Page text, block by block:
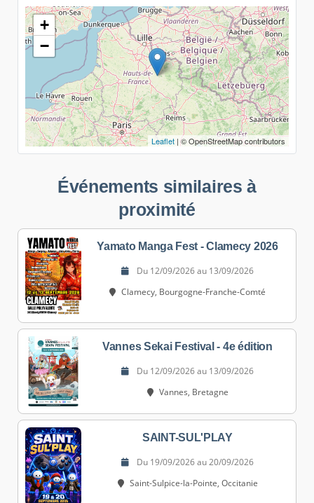
+
−
Leaflet | © OpenStreetMap contributors
Événements similaires à
proximité
Yamato Manga Fest - Clamecy 2026
Du 12/09/2026 au 13/09/2026
Clamecy, Bourgogne-Franche-Comté
Vannes Sekai Festival - 4e édition
Du 12/09/2026 au 13/09/2026
Vannes, Bretagne
SAINT-SUL'PLAY
Du 19/09/2026 au 20/09/2026
Saint-Sulpice-la-Pointe, Occitanie